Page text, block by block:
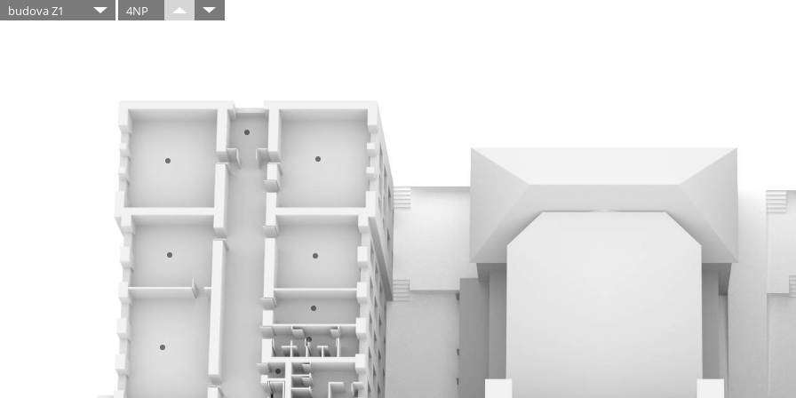
budova Z1 4NP